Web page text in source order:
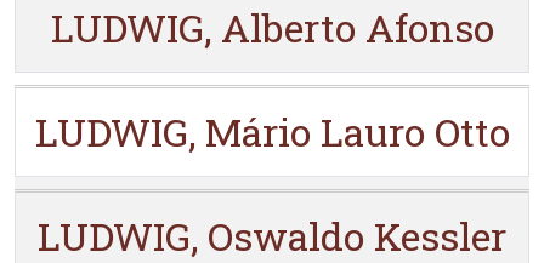
LUDWIG, Alberto Afonso
LUDWIG, Mário Lauro Otto
LUDWIG, Oswaldo Kessler